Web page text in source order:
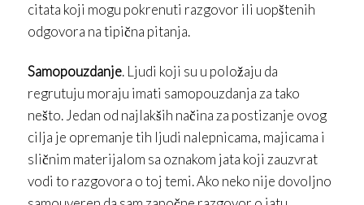
citata koji mogu pokrenuti razgovor ili uopštenih
odgovora na tipična pitanja.
Samopouzdanje. Ljudi koji su u položaju da
regrutuju moraju imati samopouzdanja za tako
nešto. Jedan od najlakših načina za postizanje ovog
cilja je opremanje tih ljudi nalepnicama, majicama i
sličnim materijalom sa oznakom jata koji zauzvrat
vodi to razgovora o toj temi. Ako neko nije dovoljno